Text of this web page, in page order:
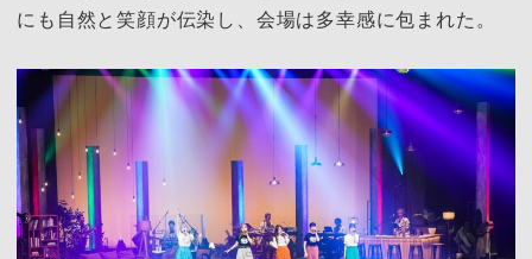
にも自然と笑顔が伝染し、会場は多幸感に包まれた。